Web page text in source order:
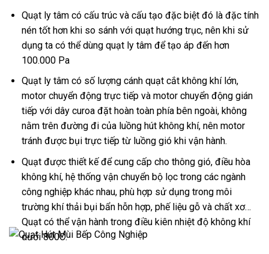
Quạt ly tâm có cấu trúc và cấu tạo đặc biệt đó là đặc tính
nén tốt hơn khi so sánh với quạt hướng trục, nên khi sử
dụng ta có thể dùng quạt ly tâm để tạo áp đến hơn
100.000 Pa
Quạt ly tâm có số lượng cánh quạt cắt không khí lớn,
motor chuyển động trực tiếp và motor chuyển động gián
tiếp với dây curoa đặt hoàn toàn phía bên ngoài, không
nằm trên đường đi của luồng hút không khí, nên motor
tránh được bụi trực tiếp từ luồng gió khi vận hành.
Quạt được thiết kế để cung cấp cho thông gió, điều hòa
không khí, hệ thống vận chuyển bộ lọc trong các ngành
công nghiệp khác nhau, phù hợp sử dụng trong môi
trường khí thải bụi bẩn hỗn hợp, phế liệu gỗ và chất xơ…
Quạt có thể vận hành trong điều kiên nhiệt độ không khí
dưới 800C.